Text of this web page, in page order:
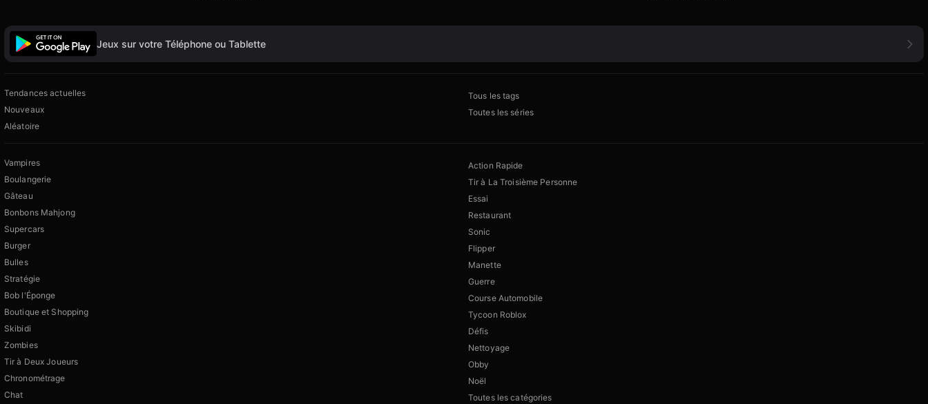
Jeux sur votre Téléphone ou Tablette
Tendances actuelles
Nouveaux
Aléatoire
Tous les tags
Toutes les séries
Vampires
Boulangerie
Gâteau
Bonbons Mahjong
Supercars
Burger
Bulles
Stratégie
Bob l'Éponge
Boutique et Shopping
Skibidi
Zombies
Tir à Deux Joueurs
Chronométrage
Chat
Action Rapide
Tir à La Troisième Personne
Essai
Restaurant
Sonic
Flipper
Manette
Guerre
Course Automobile
Tycoon Roblox
Défis
Nettoyage
Obby
Noël
Toutes les catégories